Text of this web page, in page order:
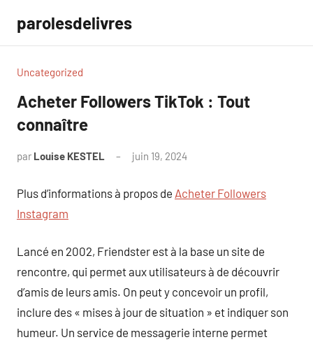
contenu
parolesdelivres
Uncategorized
Acheter Followers TikTok : Tout
connaître
par Louise KESTEL juin 19, 2024
Plus d’informations à propos de Acheter Followers
Instagram
Lancé en 2002, Friendster est à la base un site de
rencontre, qui permet aux utilisateurs à de découvrir
d’amis de leurs amis. On peut y concevoir un profil,
inclure des « mises à jour de situation » et indiquer son
humeur. Un service de messagerie interne permet